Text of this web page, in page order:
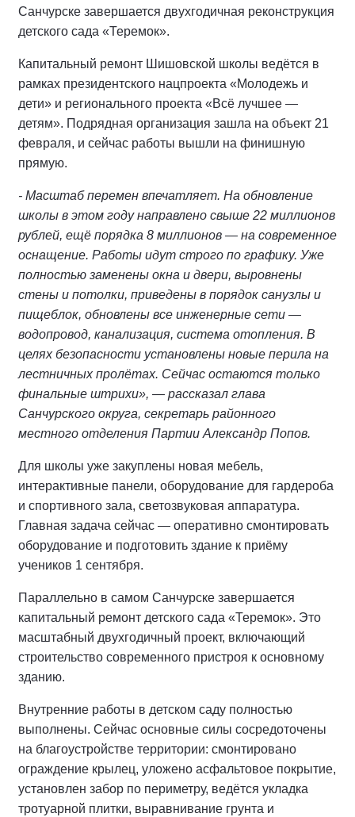
Санчурске завершается двухгодичная реконструкция
детского сада «Теремок».
Капитальный ремонт Шишовской школы ведётся в
рамках президентского нацпроекта «Молодежь и
дети» и регионального проекта «Всё лучшее —
детям». Подрядная организация зашла на объект 21
февраля, и сейчас работы вышли на финишную
прямую.
- Масштаб перемен впечатляет. На обновление
школы в этом году направлено свыше 22 миллионов
рублей, ещё порядка 8 миллионов — на современное
оснащение. Работы идут строго по графику. Уже
полностью заменены окна и двери, выровнены
стены и потолки, приведены в порядок санузлы и
пищеблок, обновлены все инженерные сети —
водопровод, канализация, система отопления. В
целях безопасности установлены новые перила на
лестничных пролётах. Сейчас остаются только
финальные штрихи», — рассказал глава
Санчурского округа, секретарь районного
местного отделения Партии Александр Попов.
Для школы уже закуплены новая мебель,
интерактивные панели, оборудование для гардероба
и спортивного зала, светозвуковая аппаратура.
Главная задача сейчас — оперативно смонтировать
оборудование и подготовить здание к приёму
учеников 1 сентября.
Параллельно в самом Санчурске завершается
капитальный ремонт детского сада «Теремок». Это
масштабный двухгодичный проект, включающий
строительство современного пристроя к основному
зданию.
Внутренние работы в детском саду полностью
выполнены. Сейчас основные силы сосредоточены
на благоустройстве территории: смонтировано
ограждение крылец, уложено асфальтовое покрытие,
установлен забор по периметру, ведётся укладка
тротуарной плитки, выравнивание грунта и